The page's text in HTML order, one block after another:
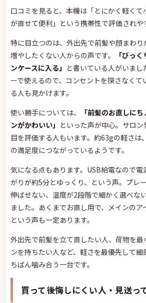
口コミを見ると、本機は「とにかく軽く
が直せて便利」という携帯性で評価されや
特に目立つのは、外出先で前髪や顔まわ
増やしたくない人からの声です。
「びっ
ンケースに入る」 と書いている人がいまし
ーで使えるので、コンセントを探さなくて
る人も見かけます。
使い勝手については、
「前髪のお直しに
ンがかわいい」 といった声が中心。サロ
目を評価する人もいます。約63gの軽さは
の満足度につながっているようです。
気になる点もあります。USB給電なので
がりが約5分とゆっくり、という声。プレ
伸ばせない、温度が2段階で細かく選べな
ました。あくまでお直し用で、メインのア
という声も一定あります。
外出先で前髪を立て直したい人、荷物を最
ンを持ちたい人など、軽さを最優先して
ちばん噛み合う一台です。
買って後悔しにくい人・見送っ